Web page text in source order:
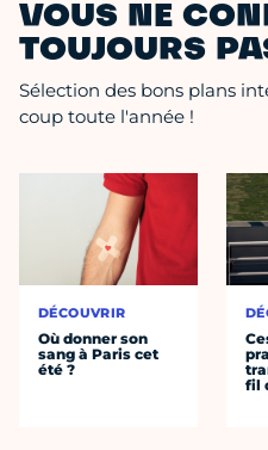
VOUS NE
TOUJOURS
Sélection des bons plans
coup toute l'année !
DÉCOUVRIR
Où donner son
sang à Paris cet
été ?
fil